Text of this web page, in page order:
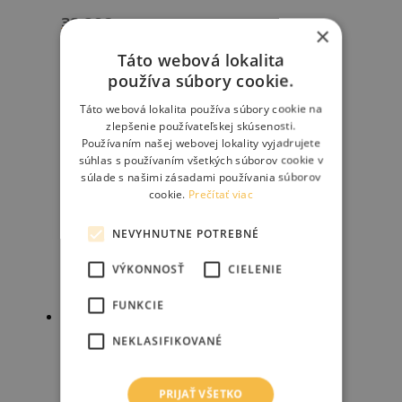
39.90€
MAGICSHINE ALLTY 1500 predné svetlo
×
Táto webová lokalita
používa súbory cookie.
Táto webová lokalita používa súbory cookie na
zlepšenie používateľskej skúsenosti.
Používaním našej webovej lokality vyjadrujete
súhlas s používaním všetkých súborov cookie v
súlade s našimi zásadami používania súborov
cookie. Prečítať viac
NEVYHNUTNE POTREBNÉ
VÝKONNOSŤ CIELENIE
FUNKCIE
NEKLASIFIKOVANÉ
PRIJAŤ VŠETKO